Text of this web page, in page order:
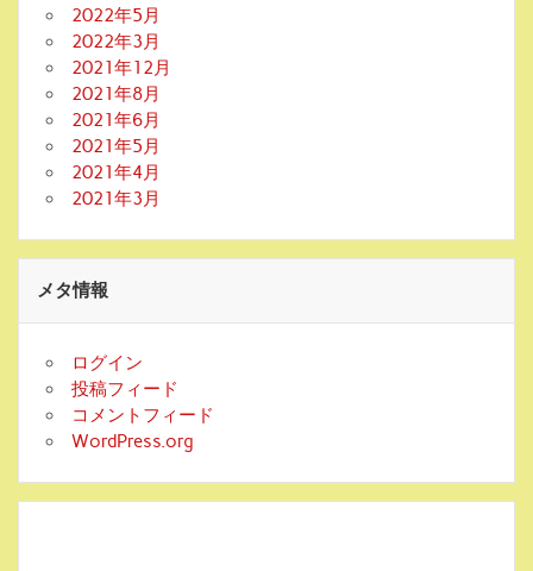
2022年5月
2022年3月
2021年12月
2021年8月
2021年6月
2021年5月
2021年4月
2021年3月
メタ情報
ログイン
投稿フィード
コメントフィード
WordPress.org